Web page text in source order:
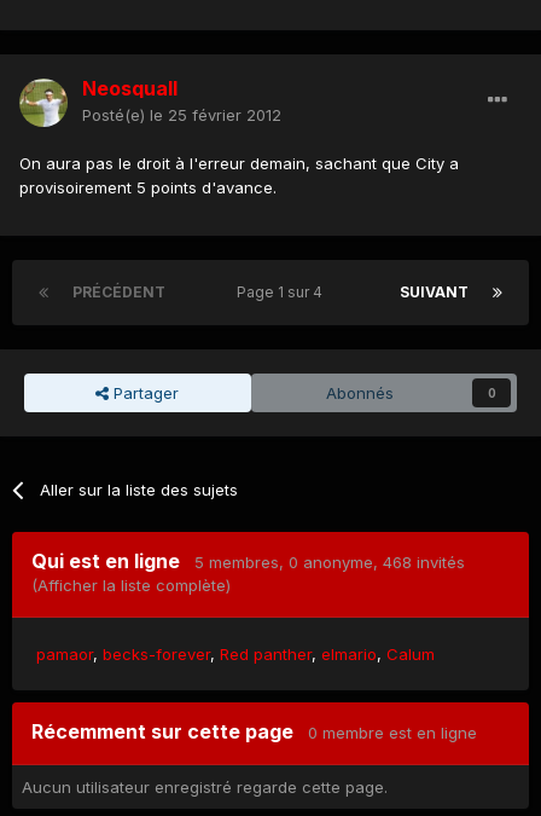
Neosquall
Posté(e) le 25 février 2012
On aura pas le droit à l'erreur demain, sachant que City a
provisoirement 5 points d'avance.
PRÉCÉDENT SUIVANT
Page 1 sur 4
Partager Abonnés 0
Aller sur la liste des sujets
Qui est en ligne 5 membres, 0 anonyme, 468 invités
(Afficher la liste complète)
pamaor becks-forever Red panther elmario Calum
Récemment sur cette page 0 membre est en ligne
Aucun utilisateur enregistré regarde cette page.